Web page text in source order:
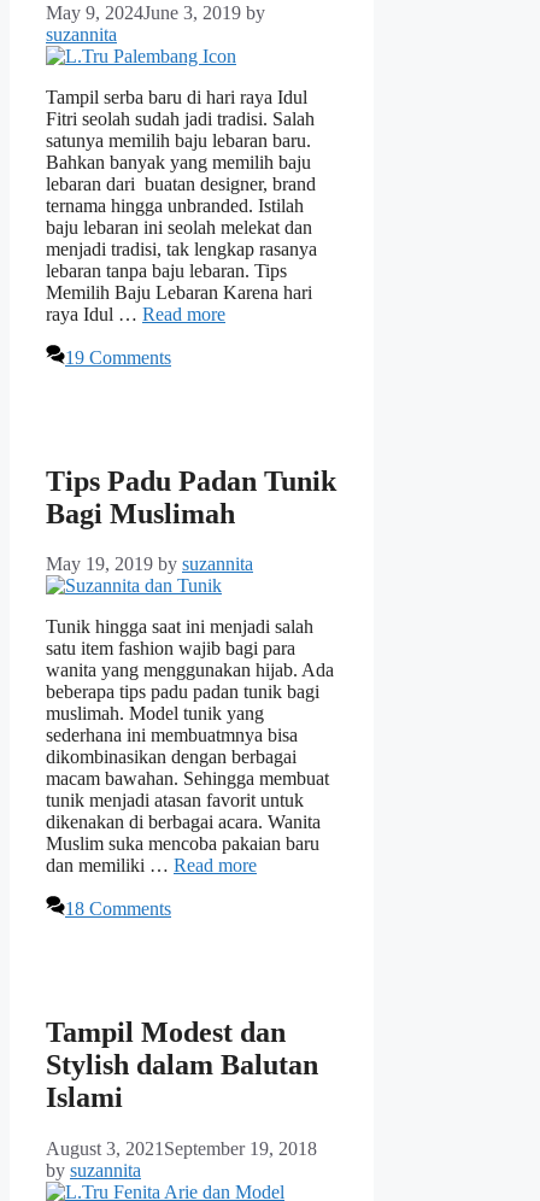
May 9, 2024June 3, 2019 by
suzannita
Tampil serba baru di hari raya Idul
Fitri seolah sudah jadi tradisi. Salah
satunya memilih baju lebaran baru.
Bahkan banyak yang memilih baju
lebaran dari buatan designer, brand
ternama hingga unbranded. Istilah
baju lebaran ini seolah melekat dan
menjadi tradisi, tak lengkap rasanya
lebaran tanpa baju lebaran. Tips
Memilih Baju Lebaran Karena hari
raya Idul … Read more
19 Comments
Tips Padu Padan Tunik
Bagi Muslimah
May 19, 2019 by suzannita
Tunik hingga saat ini menjadi salah
satu item fashion wajib bagi para
wanita yang menggunakan hijab. Ada
beberapa tips padu padan tunik bagi
muslimah. Model tunik yang
sederhana ini membuatmnya bisa
dikombinasikan dengan berbagai
macam bawahan. Sehingga membuat
tunik menjadi atasan favorit untuk
dikenakan di berbagai acara. Wanita
Muslim suka mencoba pakaian baru
dan memiliki … Read more
18 Comments
Tampil Modest dan
Stylish dalam Balutan
Islami
August 3, 2021 September 19, 2018
by suzannita